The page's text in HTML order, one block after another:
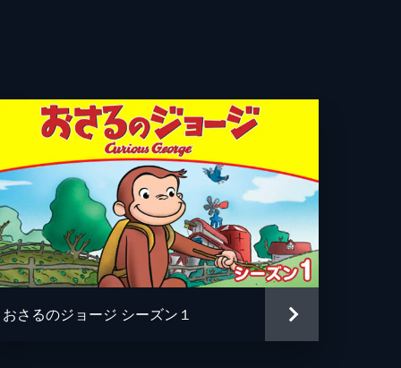
ティアン・マニスカルコ
ルズ・マルティネット
ン・ホーヴァス
・ジェレニック
ン・タイラー
おさるのジョージ シーズン１